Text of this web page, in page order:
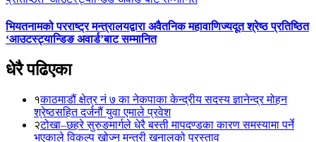
भियतनामको परराष्ट्र मन्त्रालयद्वारा अवैतनिक महावाणिज्यदूत श्रेष्ठ प्रतिष्ठित
‘आउटस्ट्यान्डिङ अवार्ड’बाट सम्मानित
धेरै पढिएका
१काठमाडौं क्षेत्र नं ७ का नेकपाका केन्द्रीय सदस्य ज्ञानेन्द्र मोहन
श्रेष्ठसहित दर्जनौं युवा एमाले प्रवेश
२टोखा–छहरे सुरुङमार्गले धेरै बस्ती मापदण्डका कारण समस्यामा पर्ने
भएकाले विकल्प खोज्न मन्त्री खनालको प्रस्ताव